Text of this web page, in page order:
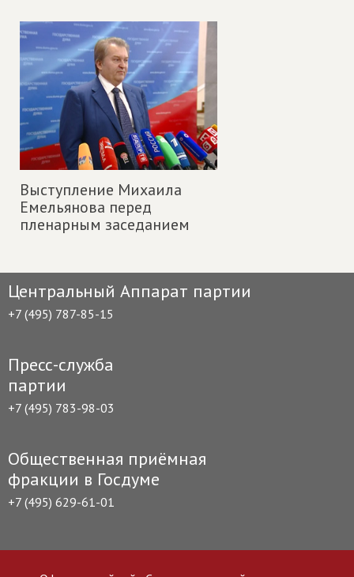
Выступление Михаила
Емельянова перед
пленарным заседанием
Центральный Аппарат партии
+7 (495) 787-85-15
Пресс-служба
партии
+7 (495) 783-98-03
Общественная приёмная
фракции в Госдуме
+7 (495) 629-61-01